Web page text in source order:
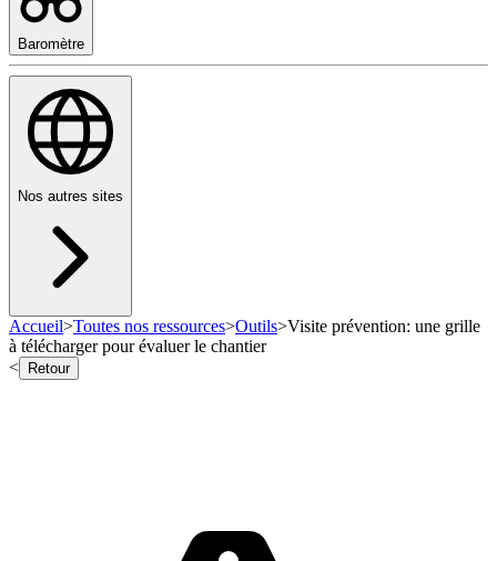
Baromètre
Nos autres sites
Accueil>Toutes nos ressources>Outils>Visite prévention: une grille
à télécharger pour évaluer le chantier
<
Retour